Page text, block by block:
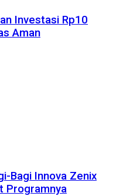
Investasi Rp10
Aman
Bagi Innova Zenix
Programnya